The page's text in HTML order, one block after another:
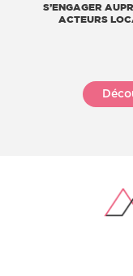
S’ENGAGER
ACTEURS